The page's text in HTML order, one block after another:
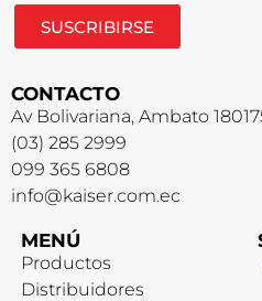
SUSCRIBIRSE
CONTACTO
Av Bolivariana, Ambato
(03) 285 2999
099 365 6808
info@kaiser.com.ec
MENÚ
Productos
Distribuidores